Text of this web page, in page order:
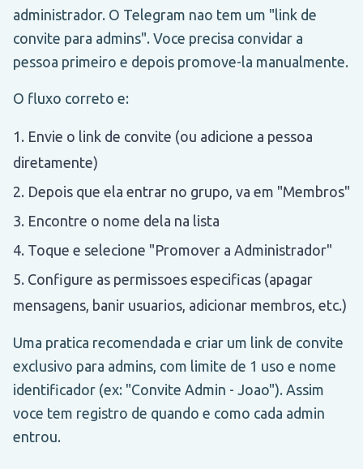
administrador. O Telegram nao tem um "link de
convite para admins". Voce precisa convidar a
pessoa primeiro e depois promove-la manualmente.
O fluxo correto e:
Envie o link de convite (ou adicione a pessoa
diretamente)
Depois que ela entrar no grupo, va em "Membros"
Encontre o nome dela na lista
Toque e selecione "Promover a Administrador"
Configure as permissoes especificas (apagar
mensagens, banir usuarios, adicionar membros, etc.)
Uma pratica recomendada e criar um link de convite
exclusivo para admins, com limite de 1 uso e nome
identificador (ex: "Convite Admin - Joao"). Assim
voce tem registro de quando e como cada admin
entrou.